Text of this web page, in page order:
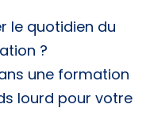
le quotidien du
?
une formation
lourd pour votre